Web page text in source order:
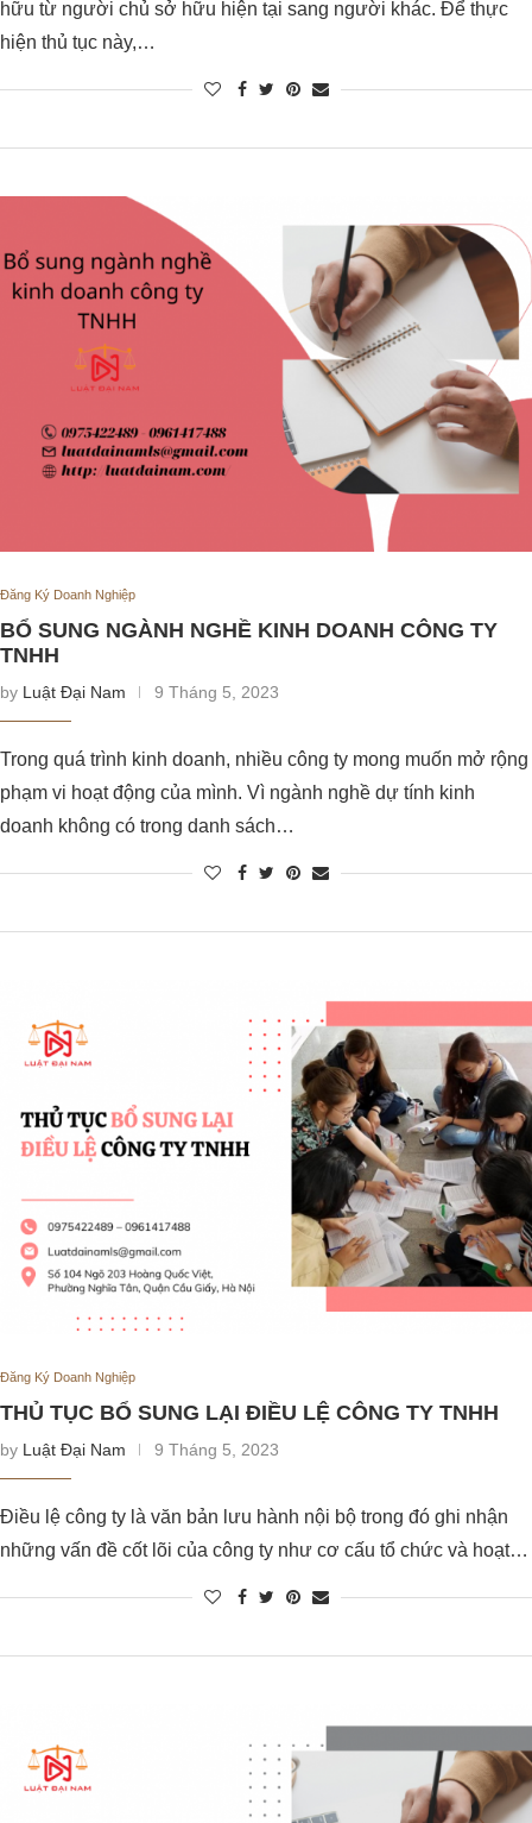
hữu từ người chủ sở hữu hiện tại sang người khác. Để thực
hiện thủ tục này,…
Đăng Ký Doanh Nghiệp
BỔ SUNG NGÀNH NGHỀ KINH DOANH CÔNG TY
TNHH
by Luật Đại Nam 9 Tháng 5, 2023
Trong quá trình kinh doanh, nhiều công ty mong muốn mở rộng
phạm vi hoạt động của mình. Vì ngành nghề dự tính kinh
doanh không có trong danh sách…
Đăng Ký Doanh Nghiệp
THỦ TỤC BỔ SUNG LẠI ĐIỀU LỆ CÔNG TY TNHH
by Luật Đại Nam 9 Tháng 5, 2023
Điều lệ công ty là văn bản lưu hành nội bộ trong đó ghi nhận
những vấn đề cốt lõi của công ty như cơ cấu tổ chức và hoạt…